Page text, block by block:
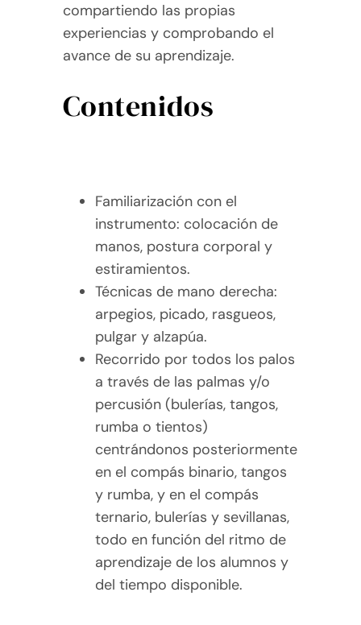
compartiendo las propias
experiencias y comprobando el
avance de su aprendizaje.
Contenidos
Familiarización con el
instrumento: colocación de
manos, postura corporal y
estiramientos.
Técnicas de mano derecha:
arpegios, picado, rasgueos,
pulgar y alzapúa.
Recorrido por todos los palos
a través de las palmas y/o
percusión (bulerías, tangos,
rumba o tientos)
centrándonos posteriormente
en el compás binario, tangos
y rumba, y en el compás
ternario, bulerías y sevillanas,
todo en función del ritmo de
aprendizaje de los alumnos y
del tiempo disponible.